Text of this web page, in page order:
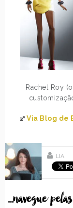
Rachel Roy
Via Blog de
LIA
...navegue